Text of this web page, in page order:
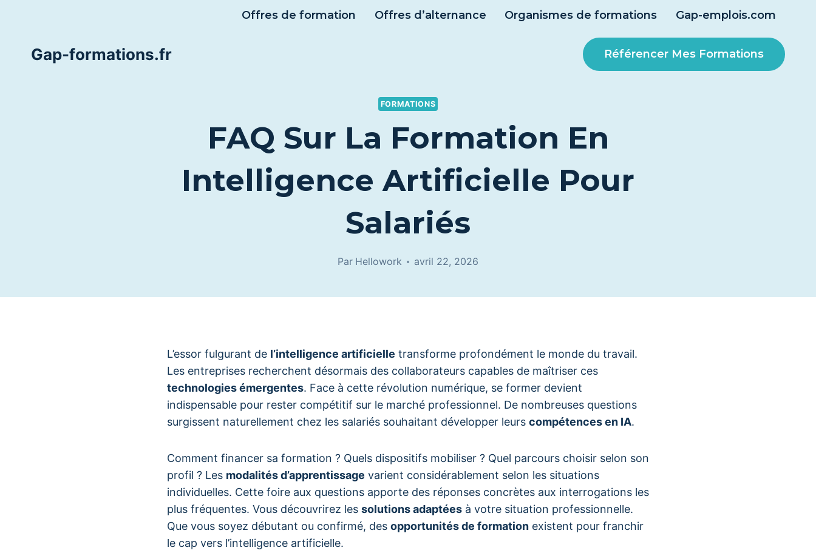
Offres de formation Offres d’alternance Organismes de formations Gap-emplois.com
Gap-formations.fr Référencer Mes Formations
FORMATIONS
FAQ Sur La Formation En
Intelligence Artificielle Pour
Salariés
Par Hellowork avril 22, 2026
L’essor fulgurant de l’intelligence artificielle transforme profondément le monde du travail.
Les entreprises recherchent désormais des collaborateurs capables de maîtriser ces
technologies émergentes. Face à cette révolution numérique, se former devient
indispensable pour rester compétitif sur le marché professionnel. De nombreuses questions
surgissent naturellement chez les salariés souhaitant développer leurs compétences en IA.
Comment financer sa formation ? Quels dispositifs mobiliser ? Quel parcours choisir selon son
profil ? Les modalités d’apprentissage varient considérablement selon les situations
individuelles. Cette foire aux questions apporte des réponses concrètes aux interrogations les
plus fréquentes. Vous découvrirez les solutions adaptées à votre situation professionnelle.
Que vous soyez débutant ou confirmé, des opportunités de formation existent pour franchir
le cap vers l’intelligence artificielle.